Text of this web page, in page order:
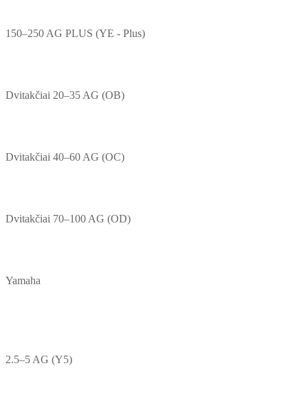
150–250 AG PLUS (YE - Plus)
Dvitakčiai 20–35 AG (OB)
Dvitakčiai 40–60 AG (OC)
Dvitakčiai 70–100 AG (OD)
Yamaha
2.5–5 AG (Y5)